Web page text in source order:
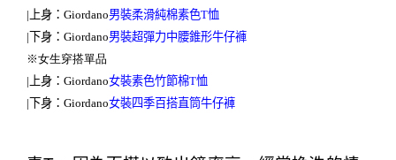
| 上身： Giordano男裝柔滑純棉素色T恤
| 下身： Giordano男裝超彈力中腰錐形牛仔褲
※女生穿搭單品
| 上身： Giordano女裝素色竹節棉T恤
| 下身： Giordano女裝四季百搭直筒牛仔褲